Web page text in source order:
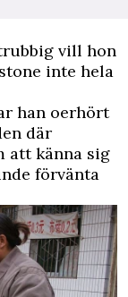
vill hon
inte hela
han oerhört
där
att känna sig
förvänta